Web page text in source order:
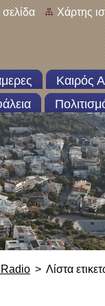
Χάρτης
Καιρός
> Λίστα